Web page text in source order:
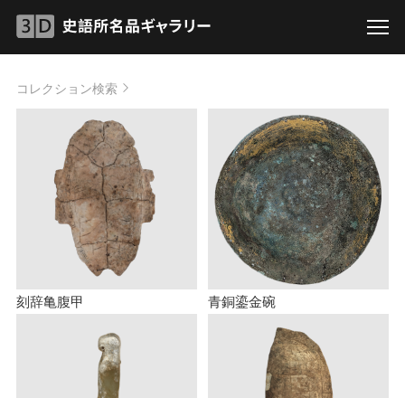
コレクション検索
刻辞亀腹甲 青銅鎏金碗